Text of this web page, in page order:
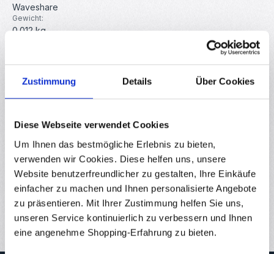
Zustimmung Details Über Cookies
Diese Webseite verwendet Cookies
Um Ihnen das bestmögliche Erlebnis zu bieten,
verwenden wir Cookies. Diese helfen uns, unsere
Website benutzerfreundlicher zu gestalten, Ihre Einkäufe
einfacher zu machen und Ihnen personalisierte Angebote
zu präsentieren. Mit Ihrer Zustimmung helfen Sie uns,
unseren Service kontinuierlich zu verbessern und Ihnen
eine angenehme Shopping-Erfahrung zu bieten.
Waveshare
Gewicht:
0.012 kg
Eigenschaften
Hersteller
Downloads
Bewertungen
1